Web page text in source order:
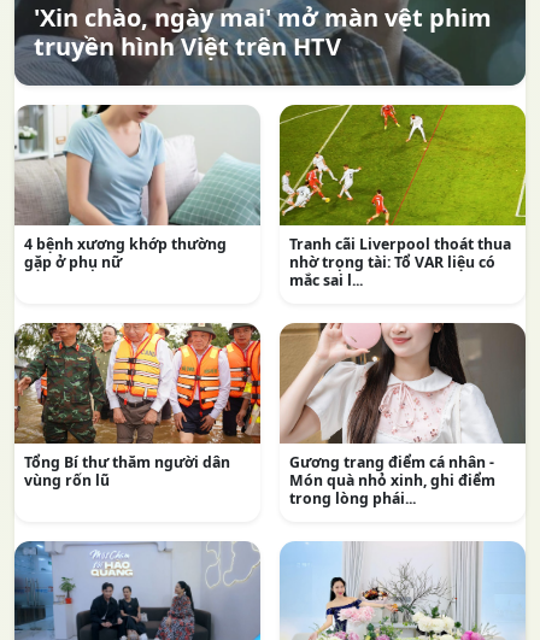
'Xin chào, ngày mai' mở màn vệt phim
truyền hình Việt trên HTV
4 bệnh xương khớp thường
gặp ở phụ nữ
Tranh cãi Liverpool thoát thua
nhờ trọng tài: Tổ VAR liệu có
mắc sai l...
Tổng Bí thư thăm người dân
vùng rốn lũ
Gương trang điểm cá nhân -
Món quà nhỏ xinh, ghi điểm
trong lòng phái...